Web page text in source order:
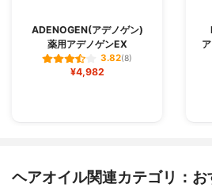
ADENOGEN(アデノゲン)
薬用アデノゲンEX
3.82(8)
¥4,982
ヘアオイル関連カテゴリ：